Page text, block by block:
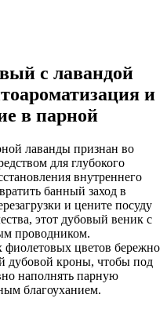
с лавандой
и
в парной
лаванды признан во
для глубокого
внутреннего
банный заход в
и цените посуду
этот дубовый веник с
проводником.
цветов бережно
дубовой кроны, чтобы под
наполнять парную
благоуханием.